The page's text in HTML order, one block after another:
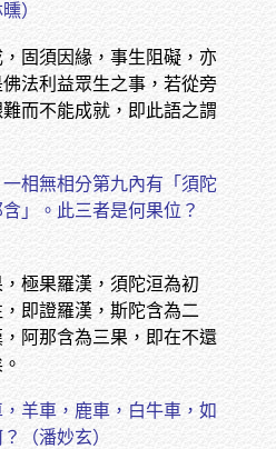
曛）
固須因緣，事生阻礙，亦
法利益眾生之事，若從旁
而不能成就，即此語之謂
相無相分第九內有「須陀
」。此三者是何果位？
極果羅漢，須陀洹為初
即證羅漢，斯陀含為二
阿那含為三果，即在不還
羊車，鹿車，白牛車，如
（潘妙玄）